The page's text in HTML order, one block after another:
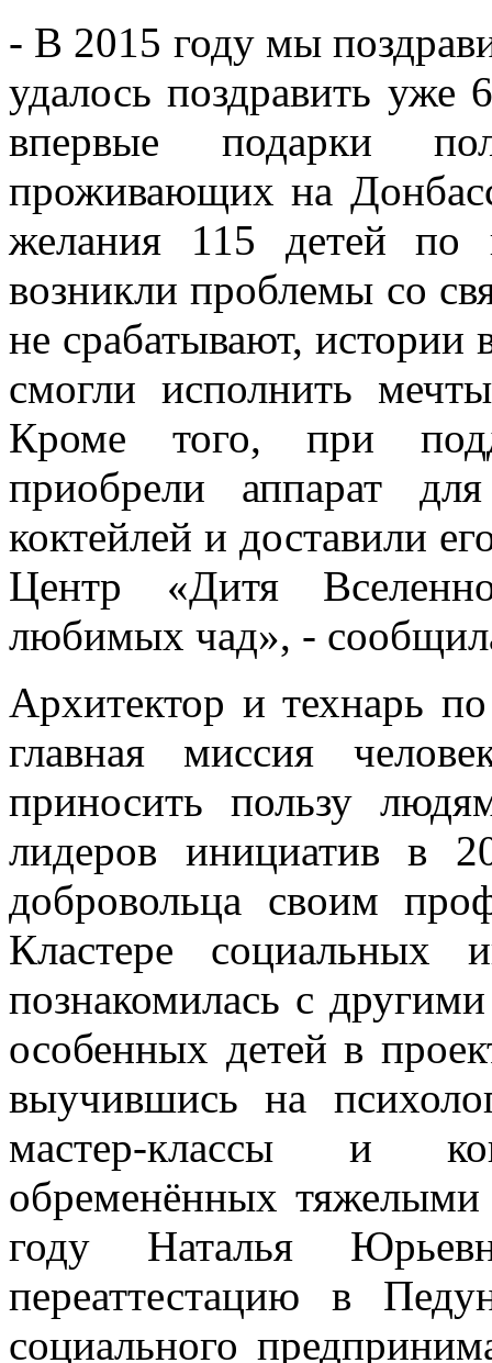
- В 2015 году мы
удалось поздравить уже
впервые подарки
проживающих на
желания 115 детей
возникли проблемы со
не срабатывают, истории
смогли исполнить
Кроме того, при
приобрели аппарат
коктейлей и доставили
Центр «Дитя
любимых чад», -
Архитектор и технарь
главная миссия
приносить пользу
лидеров инициатив в
добровольца своим
Кластере социальных
познакомилась с
особенных детей в
выучившись на
мастер-классы и
обременённых
году Наталья
переаттестацию в
социального